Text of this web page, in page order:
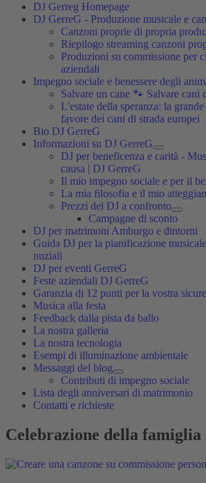
DJ Gerreg Homepage
DJ GerreG - Produzione musicale e
Canzoni proprie di propria
Riepilogo streaming canzoni
Produzioni su commissione per
aziendali
Impegno sociale e benessere degli
Salvare un cane 🐾 Salvare cani
L'estate della speranza: la
favore dei cani di strada europei
Bio DJ GerreG
Informazioni su DJ GerreG
DJ per beneficenza e carità -
causa | DJ GerreG
Il mio impegno sociale e per il
La mia filosofia e il mio
Prezzi dei DJ a confronto
Campagne di sconto
DJ per matrimoni Amburgo e dintorni
Guida DJ per la pianificazione
nuziali
DJ per eventi GerreG
Feste aziendali DJ GerreG
Garanzia di 12 punti per la vostra
Musica alla festa
Feedback dalla pista da ballo
La nostra galleria
La nostra tecnologia
Esempi di illuminazione ambientale
Messaggi del blog
Contributi di impegno sociale
Lista degli anniversari di matrimonio
Contatti e richieste
Celebrazione della famiglia